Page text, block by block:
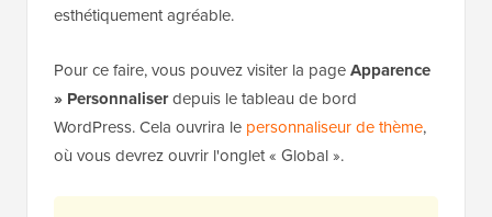
esthétiquement agréable.
Pour ce faire, vous pouvez visiter la pageApparence
» Personnaliserdepuis le tableau de bord
WordPress. Cela ouvrira le personnaliseur de thème,
où vous devrez ouvrir l'onglet « Global ».